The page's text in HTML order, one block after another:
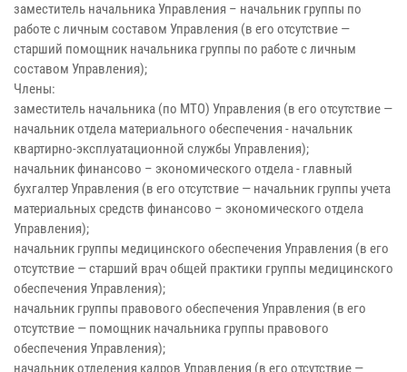
заместитель начальника Управления – начальник группы по
работе с личным составом Управления (в его отсутствие —
старший помощник начальника группы по работе с личным
составом Управления);
Члены:
заместитель начальника (по МТО) Управления (в его отсутствие —
начальник отдела материального обеспечения - начальник
квартирно-эксплуатационной службы Управления);
начальник финансово – экономического отдела - главный
бухгалтер Управления (в его отсутствие — начальник группы учета
материальных средств финансово – экономического отдела
Управления);
начальник группы медицинского обеспечения Управления (в его
отсутствие — старший врач общей практики группы медицинского
обеспечения Управления);
начальник группы правового обеспечения Управления (в его
отсутствие — помощник начальника группы правового
обеспечения Управления);
начальник отделения кадров Управления (в его отсутствие —